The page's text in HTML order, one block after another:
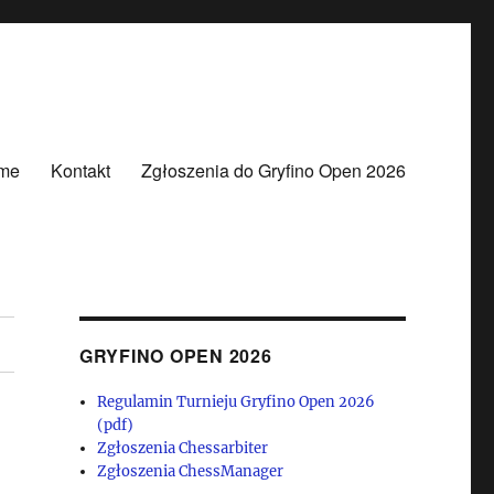
Kontakt Zgłoszenia do Gryfino Open 2026
GRYFINO OPEN 2026
Regulamin Turnieju Gryfino Open 2026
(pdf)
Zgłoszenia Chessarbiter
Zgłoszenia ChessManager